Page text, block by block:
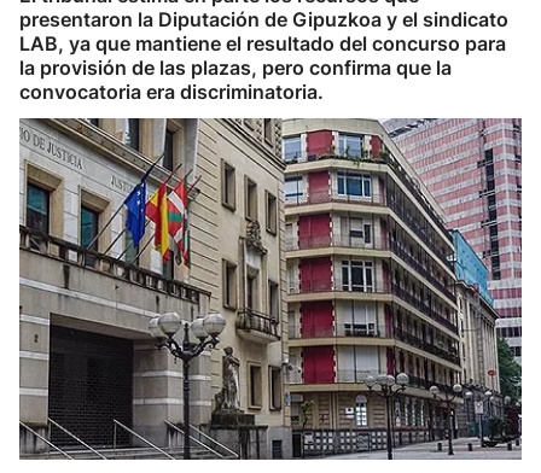
presentaron la Diputación de Gipuzkoa y el sindicato
LAB, ya que mantiene el resultado del concurso para
la provisión de las plazas, pero confirma que la
convocatoria era discriminatoria.